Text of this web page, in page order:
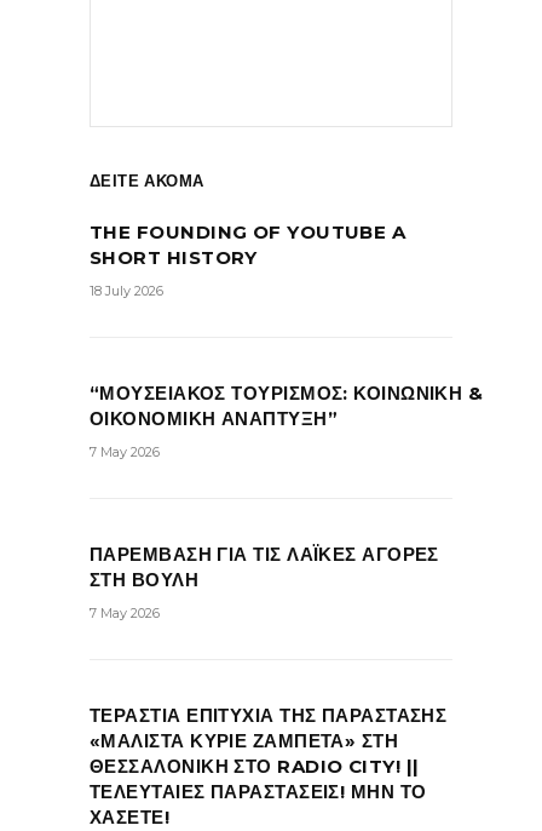
ΔΕΙΤΕ ΑΚΟΜΑ
THE FOUNDING OF YOUTUBE A
SHORT HISTORY
18 July 2026
“ΜΟΥΣΕΙΑΚΟΣ ΤΟΥΡΙΣΜΟΣ: ΚΟΙΝΩΝΙΚΗ &
ΟΙΚΟΝΟΜΙΚΗ ΑΝΑΠΤΥΞΗ”
7 May 2026
ΠΑΡΕΜΒΑΣΗ ΓΙΑ ΤΙΣ ΛΑΪΚΕΣ ΑΓΟΡΕΣ
ΣΤΗ ΒΟΥΛΗ
7 May 2026
ΤΕΡΑΣΤΙΑ ΕΠΙΤΥΧΙΑ ΤΗΣ ΠΑΡΑΣΤΑΣΗΣ
«ΜΑΛΙΣΤΑ ΚΥΡΙΕ ΖΑΜΠΕΤΑ» ΣΤΗ
ΘΕΣΣΑΛΟΝΙΚΗ ΣΤΟ RADIO CITY! ||
ΤΕΛΕΥΤΑΙΕΣ ΠΑΡΑΣΤΑΣΕΙΣ! ΜΗΝ ΤΟ
ΧΑΣΕΤΕ!